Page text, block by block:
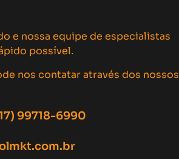
e nossa equipe de especialistas
possível.
nos contatar através dos nossos
99718-6990